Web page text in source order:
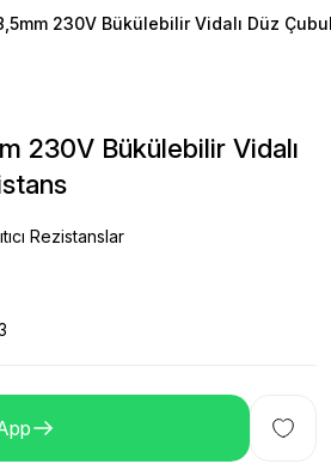
230V Bükülebilir Vidalı Düz
230V Bükülebilir Vidalı
Rezistanslar